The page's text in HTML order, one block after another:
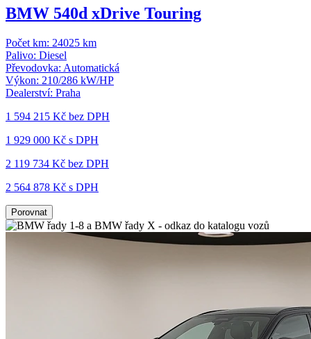
BMW 540d xDrive Touring
Počet km: 24025 km
Palivo: Diesel
Převodovka: Automatická
Výkon: 210/286 kW/HP
Dealerství: Praha
1 594 215 Kč bez DPH
1 929 000 Kč s DPH
2 119 734 Kč bez DPH
2 564 878 Kč s DPH
Porovnat